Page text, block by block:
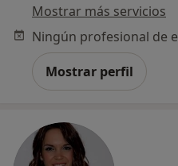
Mostrar más servicios
Mostrar perfil